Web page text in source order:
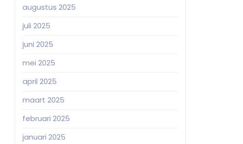
augustus 2025
juli 2025
juni 2025
mei 2025
april 2025
maart 2025
februari 2025
januari 2025